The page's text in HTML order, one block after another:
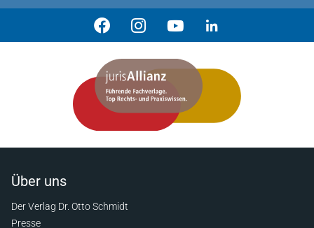
Über uns
Der Verlag Dr. Otto Schmidt
Presse